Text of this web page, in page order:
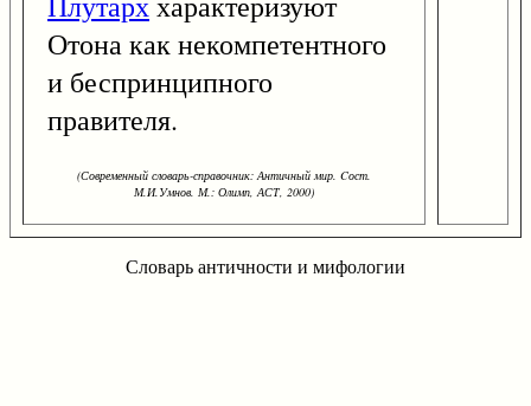
Отона как некомпетентного
и беспринципного
правителя.
(Современный словарь-справочник: Античный мир. Cост.
М.И.Умнов. М.: Олимп, АСТ, 2000)
Словарь античности и мифологии